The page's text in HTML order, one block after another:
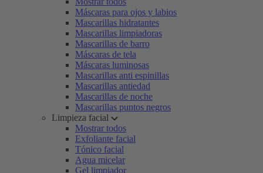
Máscaras para ojos y labios
Mascarillas hidratantes
Mascarillas limpiadoras
Mascarillas de barro
Máscaras de tela
Máscaras luminosas
Mascarillas anti espinillas
Mascarillas antiedad
Mascarillas de noche
Mascarillas puntos negros
Limpieza facial
Mostrar todos
Exfoliante facial
Tónico facial
Agua micelar
Gel limpiador